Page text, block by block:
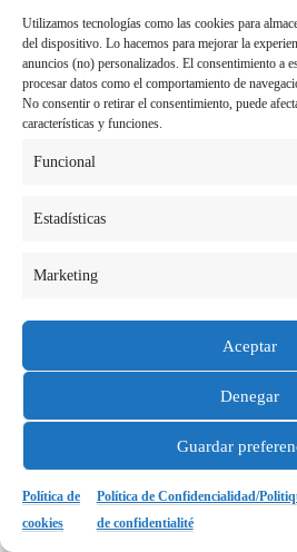
Utilizamos tecnologías como las cookies para
del dispositivo. Lo hacemos para mejorar la
anuncios (no) personalizados. El consentimiento a
procesar datos como el comportamiento de
No consentir o retirar el consentimiento, puede
características y funciones.
Funcional
Estadísticas
Marketing
Aceptar
Denegar
Guardar
Política de
cookies
Política de Confidencialidad/
de confidentialité
CONSEJOS